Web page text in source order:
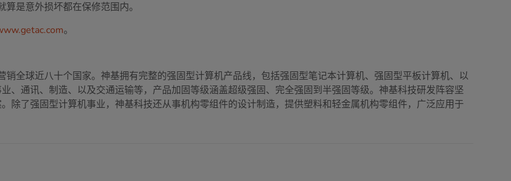
是意外损坏都在保修范围内。
。
全球近八十个国家。神基拥有完整的强固型计算机产品线，包括强固型笔记本计算机、强固型平板计算机、以
、通讯、制造、以及交通运输等，产品加固等级涵盖超级强固、完全强固到半强固等级。神基科技研发阵容坚
除了强固型计算机事业，神基科技还从事机构零组件的设计制造，提供塑料和轻金属机构零组件，广泛应用于